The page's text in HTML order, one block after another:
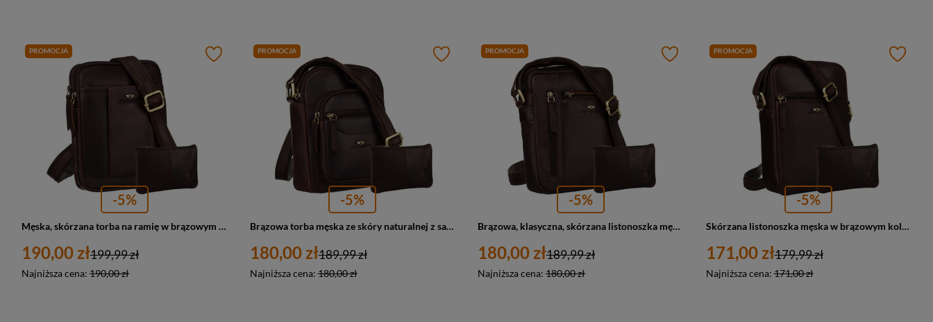
PROMOCJA
-5%
Męska, skórzana torba na ramię w brązowym kolorze w zestawie z saszetką na klucze - Peterson
190,00 zł
Najniższa cena: 190,00 zł
199,99 zł
PROMOCJA
-5%
Brązowa torba męska ze skóry naturalnej z saszetką w zestawie - Peterson
180,00 zł
Najniższa cena:180,00 zł
189,99 zł
PROMOCJA
-5%
Brązowa, klasyczna, skórzana listonoszka męska z kieszonkami i etui - Peterson
180,00 zł
Najniższa cena: 180,00 zł
189,99 zł
PROMOCJA
-5%
Skórzana listonoszka męska w brązowym kolorze, zamykana na złoty suwak w zestawie z saszetką - Peterson
171,00 zł
Najniższa cena:171,00 zł
179,99 zł